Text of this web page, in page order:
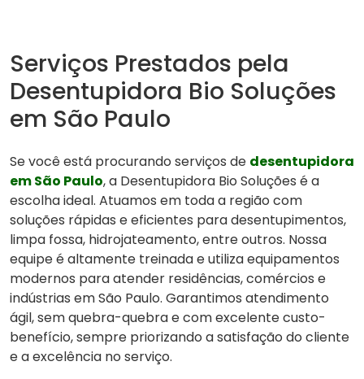
Serviços Prestados pela
Desentupidora Bio Soluções
em São Paulo
Se você está procurando serviços de desentupidora
em São Paulo, a Desentupidora Bio Soluções é a
escolha ideal. Atuamos em toda a região com
soluções rápidas e eficientes para desentupimentos,
limpa fossa, hidrojateamento, entre outros. Nossa
equipe é altamente treinada e utiliza equipamentos
modernos para atender residências, comércios e
indústrias em São Paulo. Garantimos atendimento
ágil, sem quebra-quebra e com excelente custo-
benefício, sempre priorizando a satisfação do cliente
e a excelência no serviço.